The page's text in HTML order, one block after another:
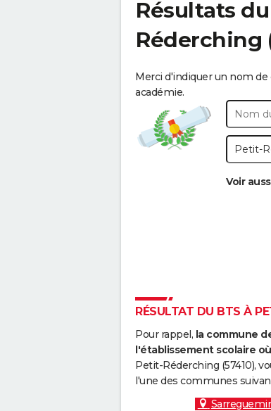
Résultats
Réderching
Merci d'indiquer un nom de
académie.
Voir
RÉSULTAT DU BTS À
Pour rappel, la commune
l'établissement scolaire
Petit-Réderching (57410),
l'une des communes